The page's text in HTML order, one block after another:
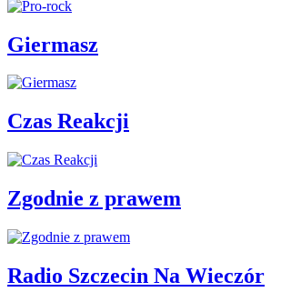
Giermasz
Czas Reakcji
Zgodnie z prawem
Radio Szczecin Na Wieczór